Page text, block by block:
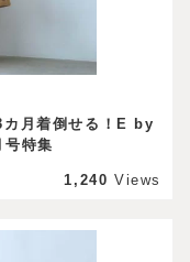
カ月着倒せる！E by
特集
1,240 Views